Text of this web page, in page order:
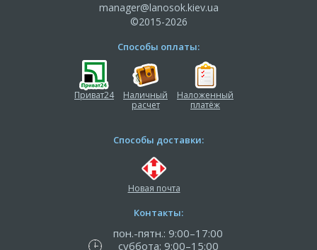
manager@lanosok.kiev.ua
©2015-2026
Способы оплаты:
Приват24
Наличный
расчет
Наложенный
платёж
Способы доставки:
Новая почта
Контакты:
пон.-пятн.: 9:00–17:00
суббота: 9:00–15:00